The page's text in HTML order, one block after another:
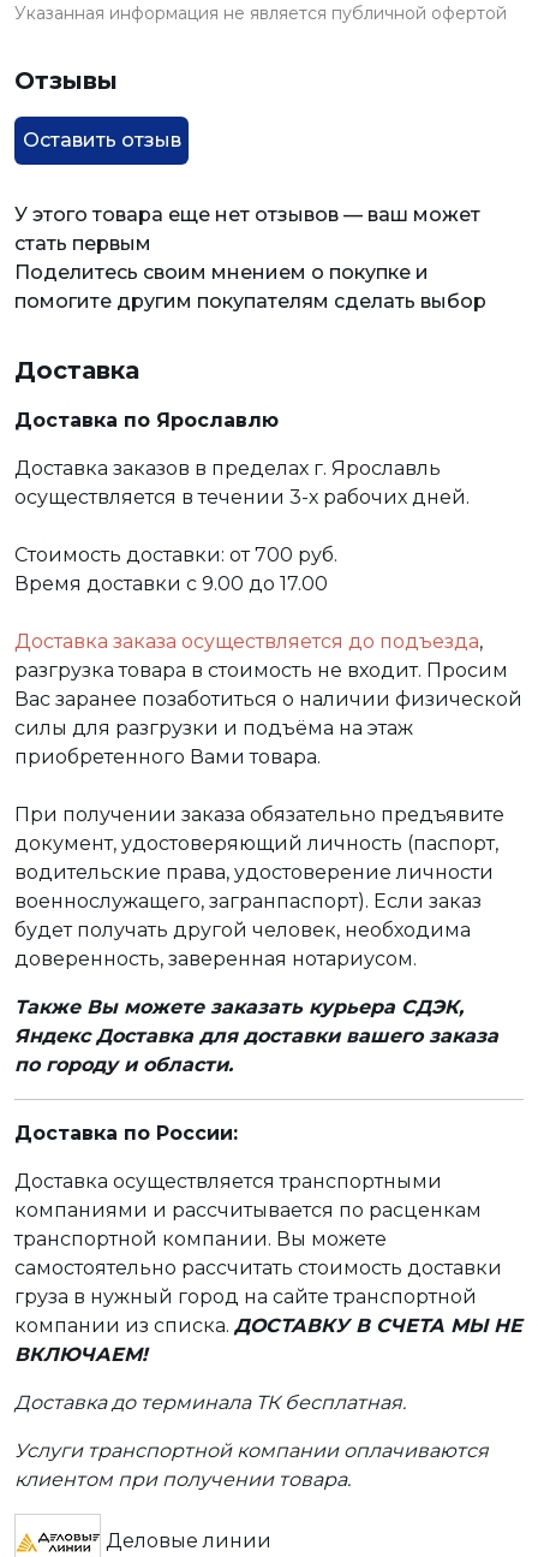
Указанная информация не является публичной офертой
Отзывы
Оставить отзыв
У этого товара еще нет отзывов — ваш может
стать первым
Поделитесь своим мнением о покупке и
помогите другим покупателям сделать выбор
Доставка
Доставка по Ярославлю
Доставка заказов в пределах г. Ярославль
осуществляется в течении 3-х рабочих дней.
Стоимость доставки: от 700 руб.
Время доставки с 9.00 до 17.00
Доставка заказа осуществляется до подъезда,
разгрузка товара в стоимость не входит. Просим
Вас заранее позаботиться о наличии физической
силы для разгрузки и подъёма на этаж
приобретенного Вами товара.
При получении заказа обязательно предъявите
документ, удостоверяющий личность (паспорт,
водительские права, удостоверение личности
военнослужащего, загранпаспорт). Если заказ
будет получать другой человек, необходима
доверенность, заверенная нотариусом.
Также Вы можете заказать курьера СДЭК,
Яндекс Доставка для доставки вашего заказа
по городу и области.
Доставка по России:
Доставка осуществляется транспортными
компаниями и рассчитывается по расценкам
транспортной компании. Вы можете
самостоятельно рассчитать стоимость доставки
груза в нужный город на сайте транспортной
компании из списка. ДОСТАВКУ В СЧЕТА МЫ НЕ
ВКЛЮЧАЕМ!
Доставка до терминала ТК бесплатная.
Услуги транспортной компании оплачиваются
клиентом при получении товара.
Деловые линии